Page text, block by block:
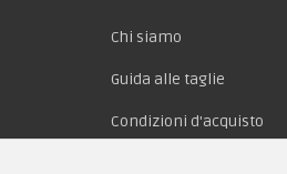
Chi siamo
Guida alle taglie
Condizioni d'acquisto